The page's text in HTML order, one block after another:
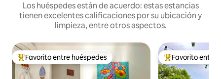
Los huéspedes están de acuerdo: estas estancias
tienen excelentes calificaciones por su ubicación y
limpieza, entre otros aspectos.
De los mejores en Favorito entre huéspedes
Favorito entre huéspedes De los mejores
Favorito entre